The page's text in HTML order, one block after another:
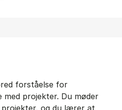
forståelse for
med projekter. Du møder